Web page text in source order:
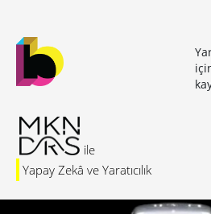
Yapay Zekâ ve Yaratıcılık